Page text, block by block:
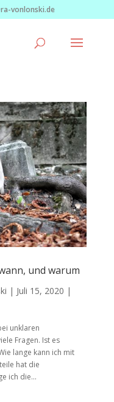
vonlonski.de
und warum
| Juli 15, 2020 |
unklaren
Fragen. Ist es
lange kann ich mit
hat die
ich die...